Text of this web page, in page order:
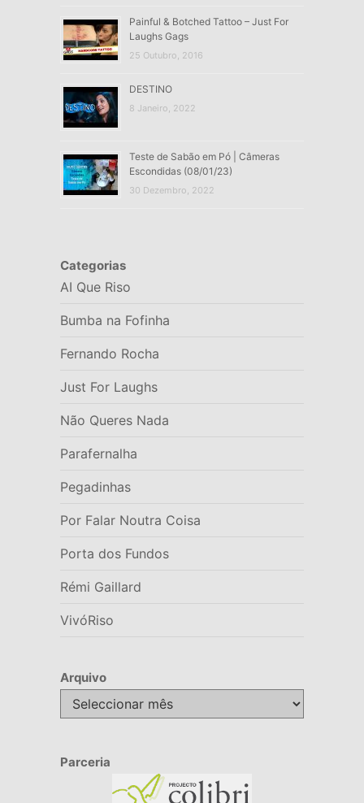
Painful & Botched Tattoo – Just For
Laughs Gags
25 Outubro, 2016
DESTINO
8 Janeiro, 2022
Teste de Sabão em Pó | Câmeras
Escondidas (08/01/23)
30 Dezembro, 2022
Categorias
AI Que Riso
Bumba na Fofinha
Fernando Rocha
Just For Laughs
Não Queres Nada
Parafernalha
Pegadinhas
Por Falar Noutra Coisa
Porta dos Fundos
Rémi Gaillard
VivóRiso
Arquivo
Arquivo
Parceria